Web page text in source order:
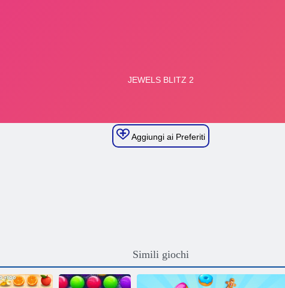
Aggiungi ai Preferiti
Simili giochi